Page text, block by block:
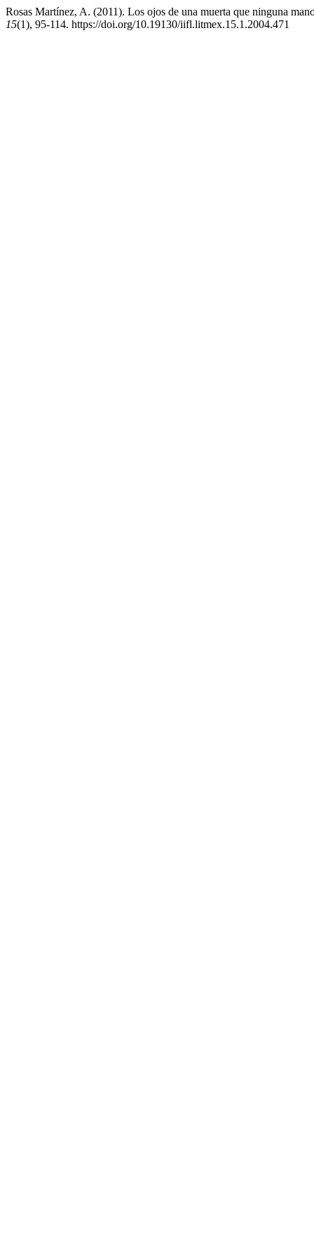
Rosas Martínez, A. (2011). Los ojos de una muerta que ninguna
15(1), 95-114. https://doi.org/10.19130/iifl.litmex.15.1.2004.471